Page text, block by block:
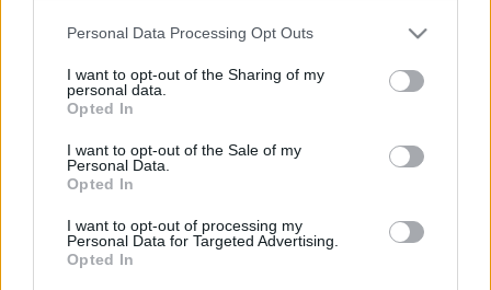
Please note that this website/app uses one or more Google
not limited to your visit or usage behaviour. You may click to
grant or deny consent to Google and its third-party tags to
use your data for below specified purposes in below Google
consent section.
Personal Data Processing Opt Outs
I want to opt-out of the Sharing of my
personal data.
Opted In
I want to opt-out of the Sale of my
Personal Data.
Opted In
I want to opt-out of processing my
Personal Data for Targeted Advertising.
Opted In
Elment az ÁngyánJózsi irattárba, csuhajla.
Tanulmányt írt a lapjára, csuhajla. Tanulmányban
sava-borsa, Most leszünk mink' beszopatva,
csuhajla! Tartozom én a parasztnak, csuhajla. Ezer
hektár fődárával, csuhajla! Jaj Viktorom, hogy
adjam meg, hogy a közvélemény…
Ne basztassátok Budai Gyulát!